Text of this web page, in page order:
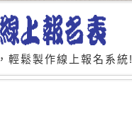
輕鬆製作線上報名系統!